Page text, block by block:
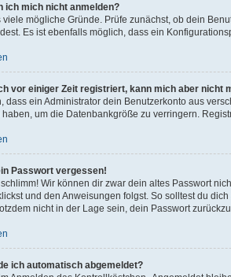
ich mich nicht anmelden?
viele mögliche Gründe. Prüfe zunächst, ob dein
Es ist ebenfalls möglich, dass ein
vor einiger Zeit registriert, kann mich aber nicht
dass ein Administrator dein Benutzerkonto aus
um die Datenbankgröße zu verringern.
Passwort vergessen!
Wir können dir zwar dein altes Passwort
und den Anweisungen folgst. So solltest du
nicht in der Lage sein, dein Passwort
ich automatisch abgemeldet?